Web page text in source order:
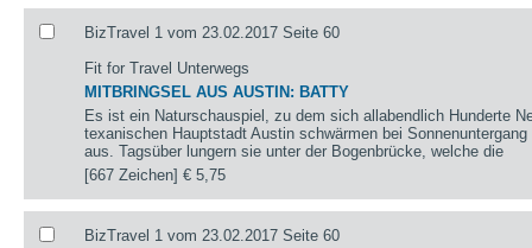
BizTravel 1 vom 23.02.2017 Seite 60
Fit for Travel Unterwegs
MITBRINGSEL AUS AUSTIN: BATTY
Es ist ein Naturschauspiel, zu dem sich allabendlich Hunderte
texanischen Hauptstadt Austin schwärmen bei
aus. Tagsüber lungern sie unter der Bogenbrücke, welche die
[667 Zeichen]€ 5,75
BizTravel 1 vom 23.02.2017 Seite 60